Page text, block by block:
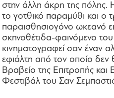
στην άλλη άκρη της πόλης.
το γοτθικό παραμύθι και ο
παραισθησιογόνο ωκεανό
σκηνοθέτιδα-φαινόμενο
κινηματογραφεί σαν έναν
εφιάλτη από τον οποίο δεν
Βραβείο της Επιτροπής
Φεστιβάλ του Σαν